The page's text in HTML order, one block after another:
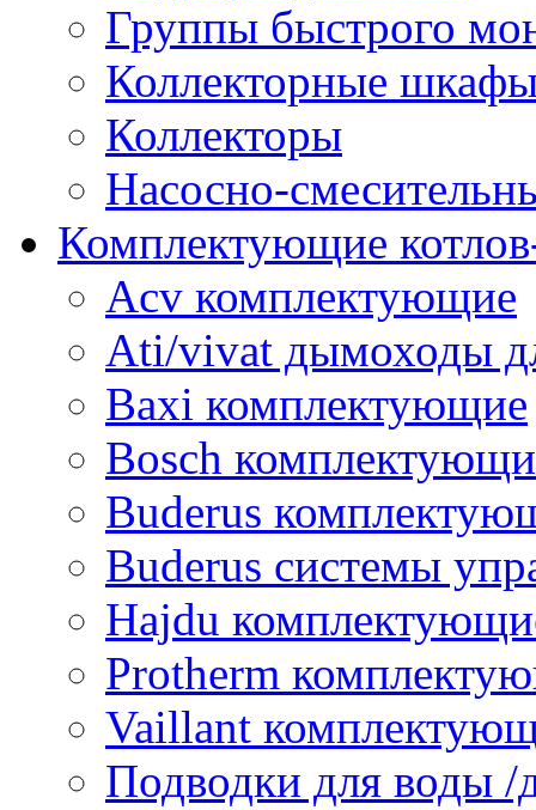
Группы быстрого
Коллекторные
Коллекторы
Насосно-
Комплектующие
Acv комплектующие
Ati/vivat дымоходы
Baxi комплектующие
Bosch
Buderus
Buderus системы
Hajdu
Protherm
Vaillant
Подводки для воды /